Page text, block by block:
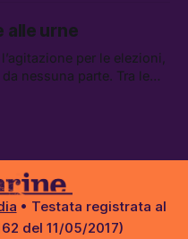
e Turchia, la crisi del
di IA ribelle
alle urne
per le elezioni,
nessuna parte. Tra le
sicurezza la coalizione, e
• Testata registrata al
del 11/05/2017)